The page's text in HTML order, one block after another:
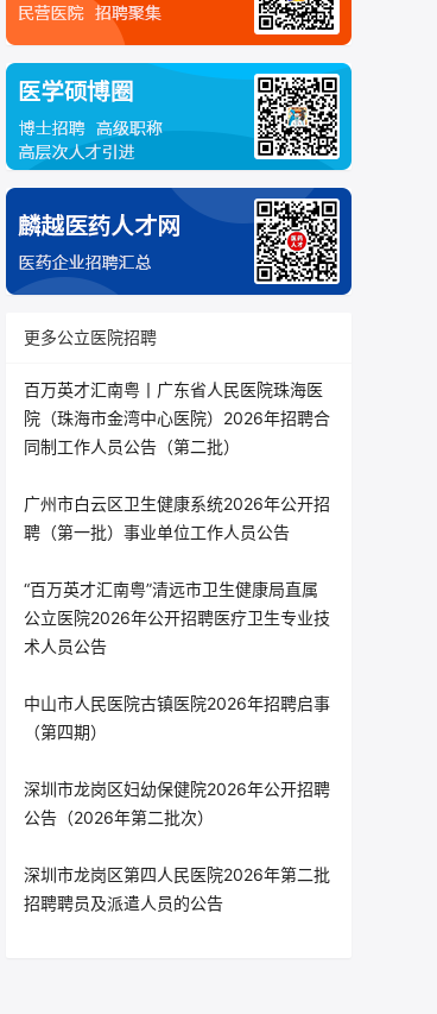
更多公立医院招聘
百万英才汇南粤丨广东省人民医院珠海医
院（珠海市金湾中心医院）2026年招聘合
同制工作人员公告（第二批）
广州市白云区卫生健康系统2026年公开招
聘（第一批）事业单位工作人员公告
“百万英才汇南粤”清远市卫生健康局直属
公立医院2026年公开招聘医疗卫生专业技
术人员公告
中山市人民医院古镇医院2026年招聘启事
（第四期）
深圳市龙岗区妇幼保健院2026年公开招聘
公告（2026年第二批次）
深圳市龙岗区第四人民医院2026年第二批
招聘聘员及派遣人员的公告